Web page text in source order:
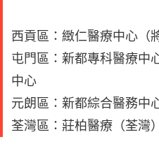
西貢區：緻仁醫療中心（
屯門區：新都專科醫療中
中心
元朗區：新都綜合醫務中
荃灣區：莊柏醫療（荃灣）